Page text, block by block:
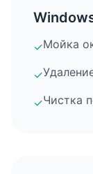
✓Мойка
✓
✓Чистка